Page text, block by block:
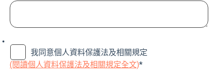
我同意個人資料保護法及相關規定
(閱讀個人資料保護法及相關規定全文)*